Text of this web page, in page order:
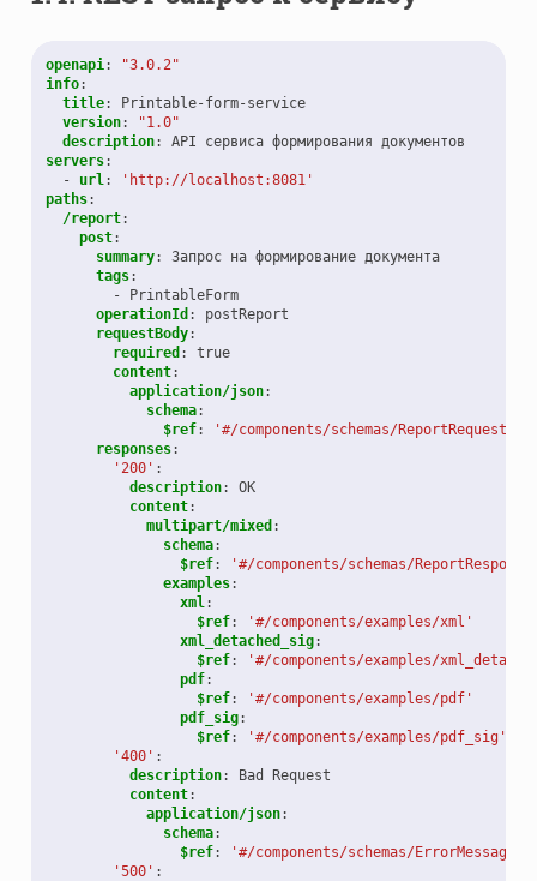
openapi:
"3.0.2"
info:
title:
Printable-form-service
version:
"1.0"
description:
API сервиса формирования документов
servers:
-
url:
'http://localhost:8081'
paths:
/report:
post:
summary:
Запрос на формирование документа
tags:
-
PrintableForm
operationId :
postReport
requestBody:
required :
true
content:
application/json:
schema:
$ref:
'#/components/schemas/ReportRequest'
responses:
'200' :
description:
OK
content:
multipart/mixed :
schema:
$ref:
'#/components/schemas/
examples:
xml:
$ref:
'#/components/examples/xml'
xml_detached_sig:
$ref:
'#/components/examples/
pdf:
$ref:
'#/components/examples/pdf'
pdf_sig:
$ref:
'#/components/examples/pdf_sig'
'400' :
description:
Bad Request
content:
application/json:
schema:
$ref:
'#/components/schemas/ErrorMessage'
'500' :